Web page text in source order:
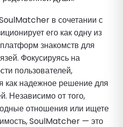
в сочетании с
его как одну из
знакомств для
Фокусируясь на
пользователей,
надежное решение для
Независимо от того,
отношения или ищете
SoulMatcher — это